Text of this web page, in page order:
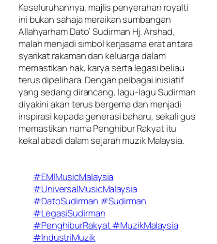
Keseluruhannya, majlis penyerahan royalti
ini bukan sahaja meraikan sumbangan
Allahyarham Dato’ Sudirman Hj. Arshad,
malah menjadi simbol kerjasama erat antara
syarikat rakaman dan keluarga dalam
memastikan hak, karya serta legasi beliau
terus dipelihara. Dengan pelbagai inisiatif
yang sedang dirancang, lagu-lagu Sudirman
diyakini akan terus bergema dan menjadi
inspirasi kepada generasi baharu, sekali gus
memastikan nama Penghibur Rakyat itu
kekal abadi dalam sejarah muzik Malaysia.
#EMIMusicMalaysia
#UniversalMusicMalaysia
#DatoSudirman #Sudirman
#LegasiSudirman
#PenghiburRakyat #MuzikMalaysia
#IndustriMuzik